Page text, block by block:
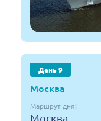
День 9
Москва
Маршрут дня:
Москва